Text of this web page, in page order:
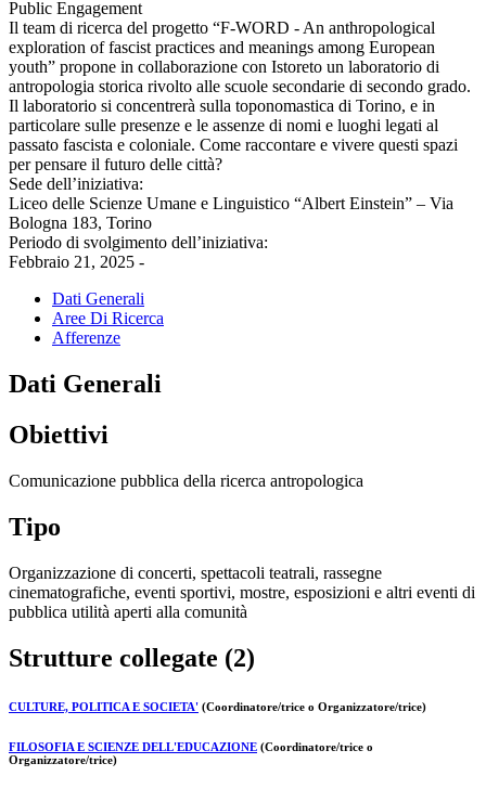
Public Engagement
Il team di ricerca del progetto “F-WORD - An anthropological
exploration of fascist practices and meanings among European
youth” propone in collaborazione con Istoreto un laboratorio di
antropologia storica rivolto alle scuole secondarie di secondo grado.
Il laboratorio si concentrerà sulla toponomastica di Torino, e in
particolare sulle presenze e le assenze di nomi e luoghi legati al
passato fascista e coloniale. Come raccontare e vivere questi spazi
per pensare il futuro delle città?
Sede dell’iniziativa:
Liceo delle Scienze Umane e Linguistico “Albert Einstein” – Via
Bologna 183, Torino
Periodo di svolgimento dell’iniziativa:
Febbraio 21, 2025 -
Dati Generali
Aree Di Ricerca
Afferenze
Dati Generali
Obiettivi
Comunicazione pubblica della ricerca antropologica
Tipo
Organizzazione di concerti, spettacoli teatrali, rassegne
cinematografiche, eventi sportivi, mostre, esposizioni e altri eventi di
pubblica utilità aperti alla comunità
Strutture collegate (2)
CULTURE, POLITICA E SOCIETA' (Coordinatore/trice o Organizzatore/trice)
FILOSOFIA E SCIENZE DELL'EDUCAZIONE (Coordinatore/trice o
Organizzatore/trice)